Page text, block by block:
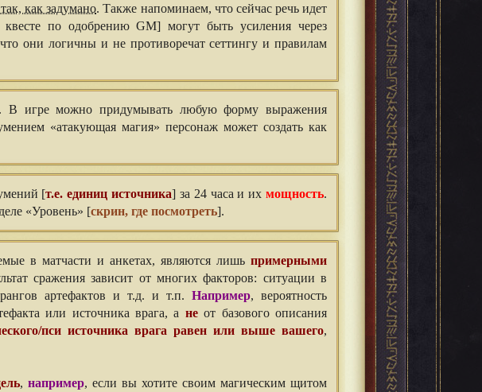
как задумано. Также напоминаем, что сейчас речь идет
по одобрению GM] могут быть усиления через
они логичны и не противоречат сеттингу и правилам
. В игре можно придумывать любую форму выражения
«атакующая магия» персонаж может создать как
[т.е. единиц источника] за 24 часа и ихмощность.
«Уровень» [скрин, где посмотреть].
в матчасти и анкетах, являются лишьпримерными
сражения зависит от многих факторов: ситуации в
артефактов и т.д. и т.п. Например, вероятность
или источника врага, а неот базового описания
пси источника врага равен или выше вашего,
, например, если вы хотите своим магическим щитом